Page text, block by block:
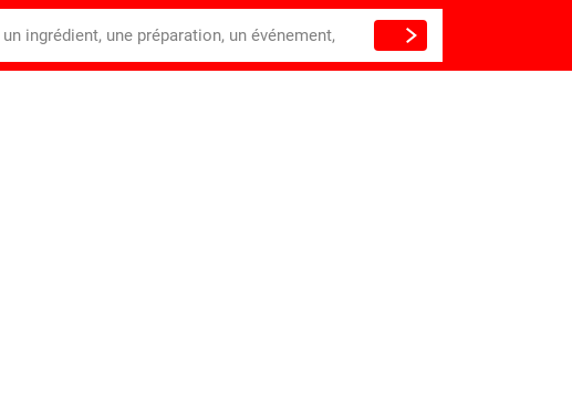
un ingrédient, une préparation, un événement,